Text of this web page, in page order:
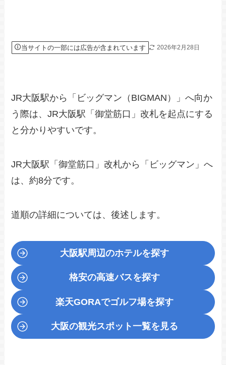
当サイトの一部には広告が含まれています 2026年2月28日
JR大阪駅から「ビッグマン（BIGMAN）」へ向か
う際は、JR大阪駅「御堂筋口」改札を起点にする
と分かりやすいです。
JR大阪駅「御堂筋口」改札から「ビッグマン」へ
は、約8分です。
道順の詳細については、後述します。
大阪駅周辺のホテルを探す
格安の高速バスを探す
楽天GORAでゴルフ場を探す
大阪の観光スポット一覧を見る